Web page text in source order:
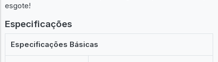
esgote!
Especificações
Especificações Básicas